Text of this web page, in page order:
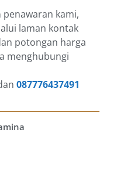
kami,
laman kontak
potongan harga
menghubungi
087776437491